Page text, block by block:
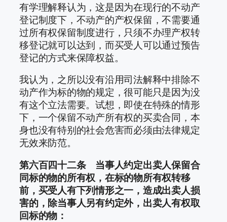
有学理解释认为，这是因为在现行的不动产
登记制度下，不动产的产权保留，不需要通
过所有权保留制度进行，只须不办理产权转
移登记就可以达到，而买受人可以通过预告
登记的方式来保障权益。
我认为，之所以没有沿用司法解释中排除不
动产作为标的物的规定，很可能只是因为没
有这个立法需要。试想，即使在特殊的情形
下，一个保留不动产所有权的买卖合同，本
身也没有特别的社会危害而必须由法律规定
无效来防范。
第六百四十二条 当事人约定出卖人保留合
同标的物的所有权，在标的物所有权转移
前，买受人有下列情形之一，造成出卖人损
害的，除当事人另有约定外，出卖人有权取
回标的物：